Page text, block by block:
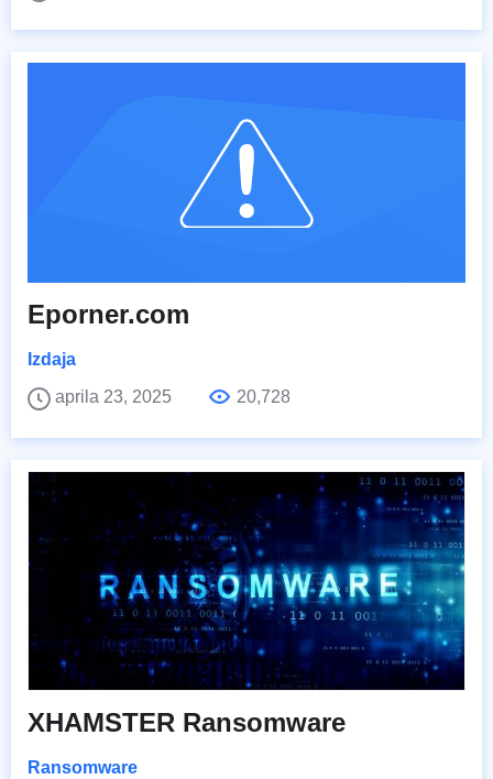
Eporner.com
Izdaja
aprila 23, 2025
20,728
XHAMSTER Ransomware
Ransomware